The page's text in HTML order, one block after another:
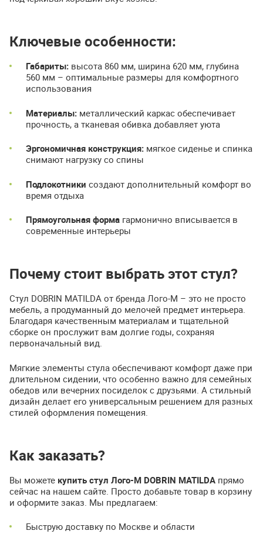
Ключевые особенности:
Габариты: высота 860 мм, ширина 620 мм, глубина
560 мм – оптимальные размеры для комфортного
использования
Материалы: металлический каркас обеспечивает
прочность, а тканевая обивка добавляет уюта
Эргономичная конструкция: мягкое сиденье и спинка
снимают нагрузку со спины
Подлокотники создают дополнительный комфорт во
время отдыха
Прямоугольная форма гармонично вписывается в
современные интерьеры
Почему стоит выбрать этот стул?
Стул DOBRIN MATILDA от бренда Лого-М – это не просто
мебель, а продуманный до мелочей предмет интерьера.
Благодаря качественным материалам и тщательной
сборке он прослужит вам долгие годы, сохраняя
первоначальный вид.
Мягкие элементы стула обеспечивают комфорт даже при
длительном сидении, что особенно важно для семейных
обедов или вечерних посиделок с друзьями. А стильный
дизайн делает его универсальным решением для разных
стилей оформления помещения.
Как заказать?
Вы можете купить стул Лого-М DOBRIN MATILDA прямо
сейчас на нашем сайте. Просто добавьте товар в корзину
и оформите заказ. Мы предлагаем:
Быструю доставку по Москве и области